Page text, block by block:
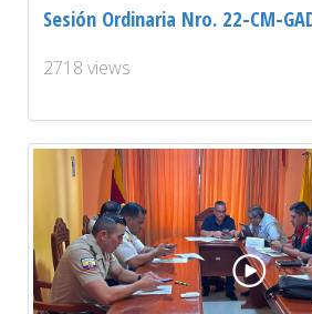
Sesión Ordinaria Nro. 22-CM-
2718 views